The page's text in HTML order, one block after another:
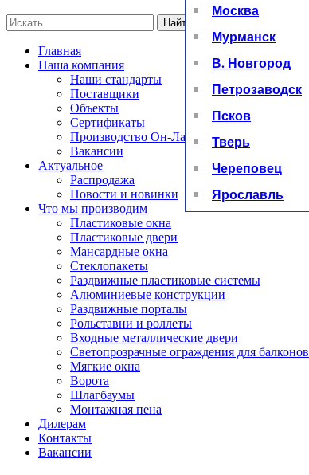
Москва
Мурманск
В. Новгород
Петрозаводск
Псков
Тверь
Череповец
Ярославль
Найти
Главная
Наша компания
Наши стандарты
Поставщики
Объекты
Сертификаты
Производство Он-Лайн
Вакансии
Актуальное
Распродажа
Новости и новинки
Что мы производим
Пластиковые окна
Пластиковые двери
Мансардные окна
Стеклопакеты
Раздвижные пластиковые системы
Алюминиевые конструкции
Раздвижные порталы
Рольставни и роллеты
Входные металлические двери
Светопрозрачные ограждения для балконов
Мягкие окна
Ворота
Шлагбаумы
Монтажная пена
Дилерам
Контакты
Вакансии